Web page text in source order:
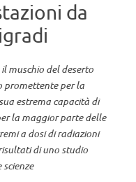
da
muschio del deserto
promettente per la
estrema capacità di
la maggior parte delle
a dosi di radiazioni
di uno studio